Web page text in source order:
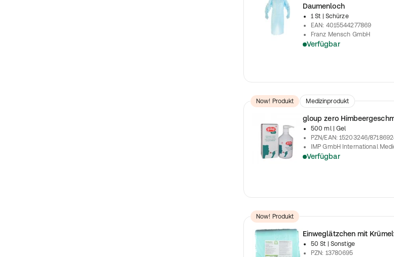
Daumenloch
1 St
| Schürze
EAN: 4015544277869
Franz Mensch GmbH
Verfügbar
Now! Produkt Medizinprodukt
gloup zero
500 ml
| Gel
PZN/EAN:15203246/
IMP GmbH International
Verfügbar
Now! Produkt
Einweglätzchen mit
50 St
| Sonstige
PZN: 13780695